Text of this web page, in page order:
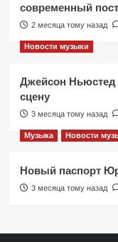
современный
2 месяца тому назад
Новости музыки
Джейсон Ньюстед
сцену
3 месяца тому назад
Музыка Новости
Новый паспорт
3 месяца тому назад